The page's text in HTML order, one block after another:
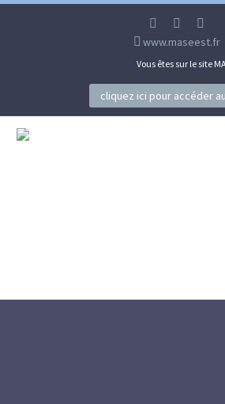
www.maseest.fr
Vous êtes sur le site
cliquez ici pour accéder